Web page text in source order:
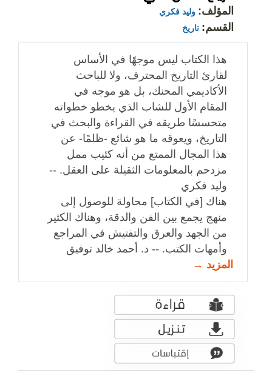
المؤلف: وليد فكري
القسم: تاريخ
هذا الكتاب ليس موجهًا في الأساس
لقارئ التاريخ المحترف، ولا للباحث
الأكاديمي المحنك، بل هو موجه في
المقام الأول للشاب الذي يخطو خطواته
متحسسًا طريقه في القراءة والبحث في
التاريخ، ويعوقه ما هو شائع -ظلمًا- عن
هذا المجال الممتع من أنه كئيب ممل
مزدحم بالمعلومات الثقيلة على العقل. --
وليد فكري
هناك [في الكتاب] محاولة للوصول إلى
منهج يجمع بين الفن والدقة، وهناك الكثير
من الجهد والعرق والتفتيش في المراجع
وأمهات الكتب. -- د. أحمد خالد توفيق
المزيد →